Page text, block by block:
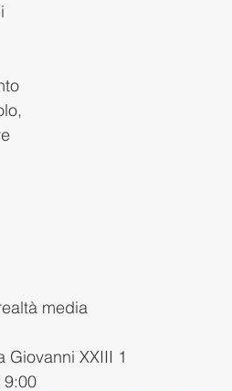
media
Giovanni XXIII 1
9:00